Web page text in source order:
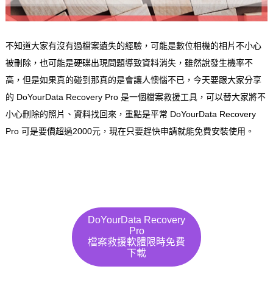
不知道大家有沒有過檔案遺失的經驗，可能是數位相機的相片不小心
被刪除，也可能是硬碟出現問題導致資料消失，雖然說發生機率不
高，但是如果真的碰到那真的是會讓人懊惱不已，今天要跟大家分享
的 DoYourData Recovery Pro 是一個檔案救援工具，可以替大家將不
小心刪除的照片、資料找回來，重點是平常 DoYourData Recovery
Pro 可是要價超過2000元，現在只要趕快申請就能免費安裝使用。
DoYourData Recovery
Pro
檔案救援軟體限時免費
下載